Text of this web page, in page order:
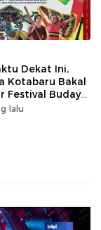
Dekat Ini,
Kotabaru Bakal
Festival Budaya
lalu